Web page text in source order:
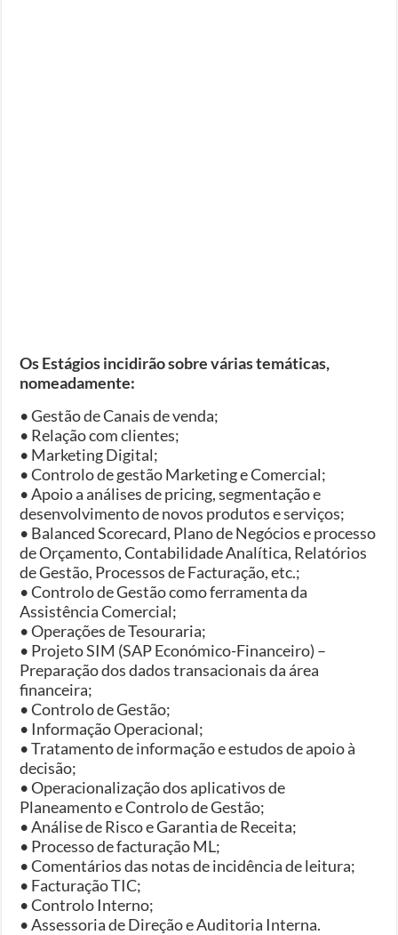
Os Estágios incidirão sobre várias temáticas,
nomeadamente:
• Gestão de Canais de venda;
• Relação com clientes;
• Marketing Digital;
• Controlo de gestão Marketing e Comercial;
• Apoio a análises de pricing, segmentação e
desenvolvimento de novos produtos e serviços;
• Balanced Scorecard, Plano de Negócios e processo
de Orçamento, Contabilidade Analítica, Relatórios
de Gestão, Processos de Facturação, etc.;
• Controlo de Gestão como ferramenta da
Assistência Comercial;
• Operações de Tesouraria;
• Projeto SIM (SAP Económico-Financeiro) –
Preparação dos dados transacionais da área
financeira;
• Controlo de Gestão;
• Informação Operacional;
• Tratamento de informação e estudos de apoio à
decisão;
• Operacionalização dos aplicativos de
Planeamento e Controlo de Gestão;
• Análise de Risco e Garantia de Receita;
• Processo de facturação ML;
• Comentários das notas de incidência de leitura;
• Facturação TIC;
• Controlo Interno;
• Assessoria de Direção e Auditoria Interna.